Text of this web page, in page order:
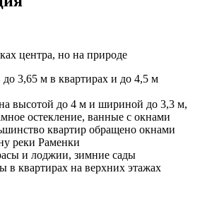
центра, но на природе
3,65 м в квартирах и до 4,5 м
высотой до 4 м и шириной до 3,3 м,
остекление, ванные с окнами
квартир обращено окнами
реки Раменки
и лоджии, зимние сады
в квартирах на верхних этажах